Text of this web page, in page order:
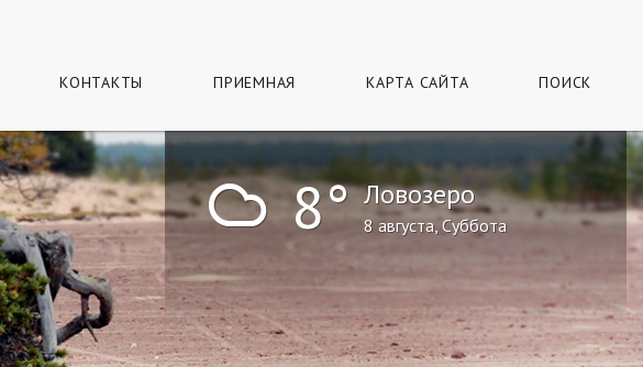
КОНТАКТЫ ПРИЕМНАЯ КАРТА САЙТА ПОИСК
! 8° Ловозеро
8 августа, Суббота